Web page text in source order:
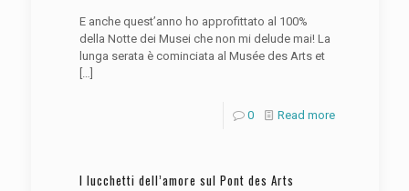
E anche quest’anno ho approfittato al 100%
della Notte dei Musei che non mi delude mai! La
lunga serata è cominciata al Musée des Arts et
[…]
0 Read more
I lucchetti dell’amore sul Pont des Arts